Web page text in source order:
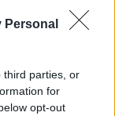
Personal
third parties, or
for
opt-out
la Girafe) .
. .